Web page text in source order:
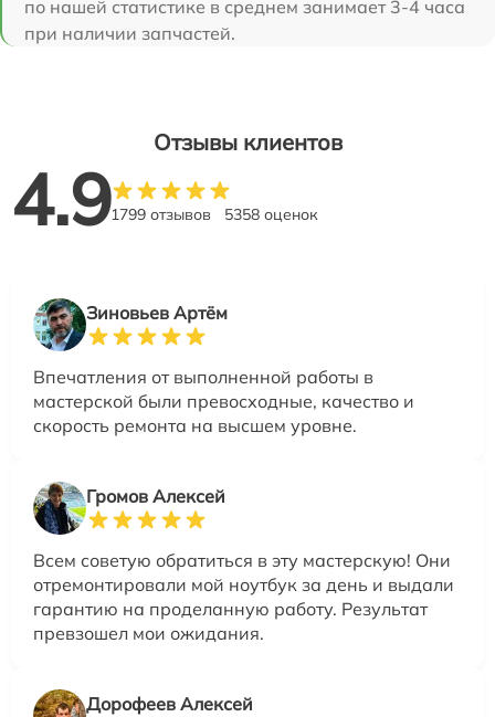
по нашей статистике в среднем занимает 3-4 часа
при наличии запчастей.
Отзывы клиентов
4.91799 отзывов 5358 оценок
Зиновьев Артём
Впечатления от выполненной работы в
мастерской были превосходные, качество и
скорость ремонта на высшем уровне.
Громов Алексей
Всем советую обратиться в эту мастерскую! Они
отремонтировали мой ноутбук за день и выдали
гарантию на проделанную работу. Результат
превзошел мои ожидания.
Дорофеев Алексей